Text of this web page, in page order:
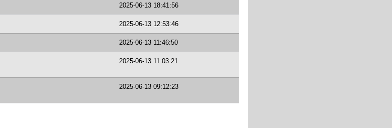
2025-06-13 18:41:56
2025-06-13 12:53:46
2025-06-13 11:46:50
2025-06-13 11:03:21
2025-06-13 09:12:23